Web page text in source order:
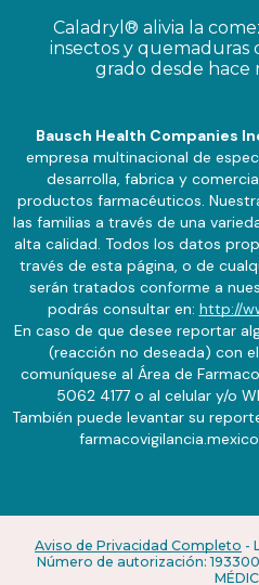
Caladryl® alivia la
insectos y quemaduras
grado desde hace
Bausch Health Companies
empresa multinacional de
desarrolla, fabrica y
productos farmacéuticos.
las familias a través de una
alta calidad. Todos los datos
través de esta página, o de
serán tratados conforme a
podrás consultar en: http://
En caso de que desee reportar
(reacción no deseada) con
comuníquese al Área de
5062 4177 o al celular y/o
También puede levantar su
Aviso de Privacidad Completo -
Número de autorización: